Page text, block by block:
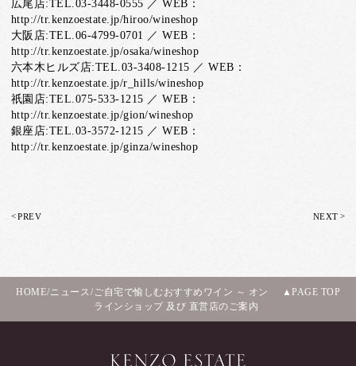
広尾店:TEL.03-3448-0555 ／ WEB：
http://tr.kenzoestate.jp/hiroo/wineshop
大阪店:TEL.06-4799-0701 ／ WEB：
http://tr.kenzoestate.jp/osaka/wineshop
六本木ヒルズ店:TEL.03-3408-1215 ／ WEB：
http://tr.kenzoestate.jp/r_hills/wineshop
祇園店:TEL.075-533-1215 ／ WEB：
http://tr.kenzoestate.jp/gion/wineshop
銀座店:TEL.03-3572-1215 ／ WEB：
http://tr.kenzoestate.jp/ginza/wineshop
<PREV NEXT >
HOME/ニュース/ご自宅で愉しむおすすめワイン ～ オン
ラインショップ 及び 直営店のご案内
PAGE TOP